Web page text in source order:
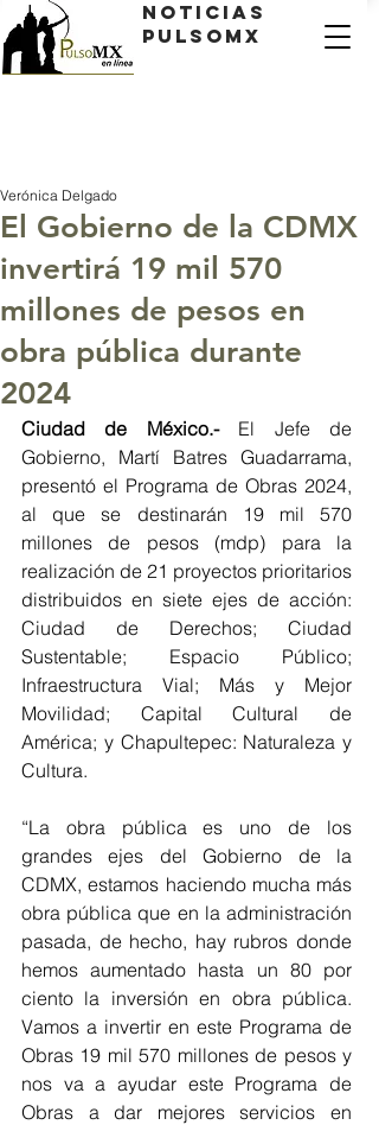
Noticias
PulsoMX
El Gobierno de la CDMX
invertirá 19 mil 570
millones de pesos en
obra pública durante
2024
Verónica Delgado
Ciudad de México.- El Jefe de
Gobierno, Martí Batres Guadarrama,
presentó el Programa de Obras 2024,
al que se destinarán 19 mil 570
millones de pesos (mdp) para la
realización de 21 proyectos prioritarios
distribuidos en siete ejes de acción:
Ciudad de Derechos; Ciudad
Sustentable; Espacio Público;
Infraestructura Vial; Más y Mejor
Movilidad; Capital Cultural de
América; y Chapultepec: Naturaleza y
Cultura.
“La obra pública es uno de los
grandes ejes del Gobierno de la
CDMX, estamos haciendo mucha más
obra pública que en la administración
pasada, de hecho, hay rubros donde
hemos aumentado hasta un 80 por
ciento la inversión en obra pública.
Vamos a invertir en este Programa de
Obras 19 mil 570 millones de pesos y
nos va a ayudar este Programa de
Obras a dar mejores servicios en